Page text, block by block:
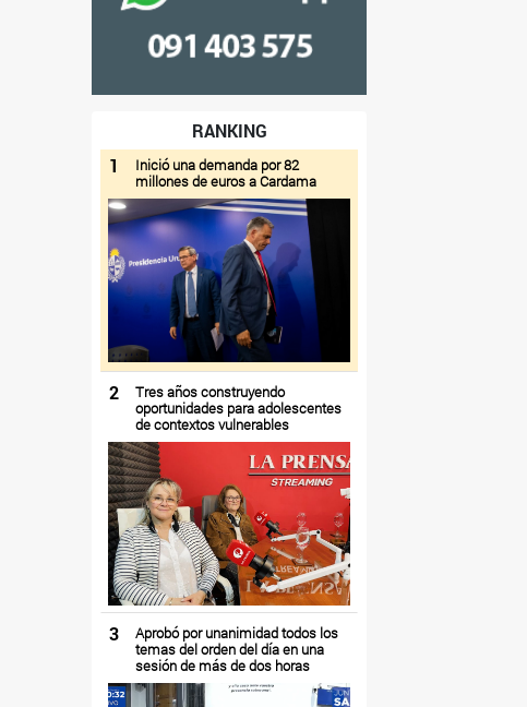
RANKING
1
Inició una demanda por 82
millones de euros a Cardama
2
Tres años construyendo
oportunidades para adolescentes
de contextos vulnerables
3
Aprobó por unanimidad todos los
temas del orden del día en una
sesión de más de dos horas